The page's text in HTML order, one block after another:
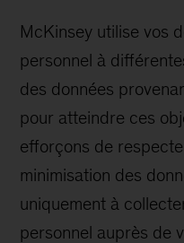
McKinsey utilise vos
personnel à
des données
pour atteindre ces
efforçons de
minimisation des
uniquement à
personnel auprès de